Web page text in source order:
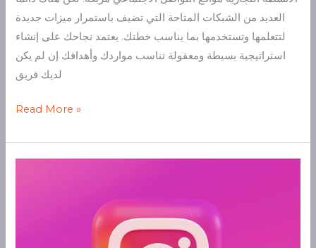
العديد من الشبكات المتاحة التي تضيف باستمرار ميزات جديدة
لتتعلمها وتستخدمها بما يناسب خطتك. يعتمد نجاحك على إنشاء
استراتيجية بسيطة ومعقولة تناسب مواردك وأهدافك إن لم يكن
لديك فريق
Read More »